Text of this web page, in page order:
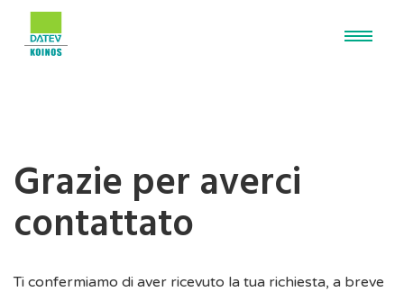
Grazie per averci
contattato
Ti confermiamo di aver ricevuto la tua richiesta, a breve